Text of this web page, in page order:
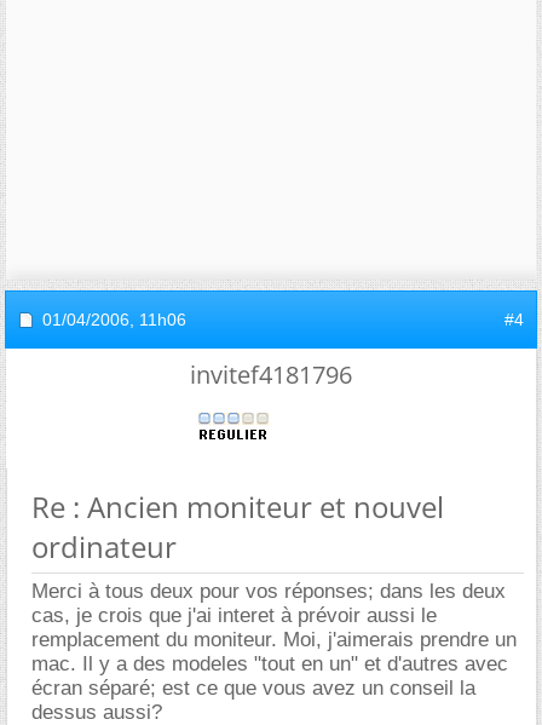
01/04/2006, 11h06 #4
invitef4181796
Re : Ancien moniteur et nouvel
ordinateur
Merci à tous deux pour vos réponses; dans les deux
cas, je crois que j'ai interet à prévoir aussi le
remplacement du moniteur. Moi, j'aimerais prendre un
mac. Il y a des modeles "tout en un" et d'autres avec
écran séparé; est ce que vous avez un conseil la
dessus aussi?